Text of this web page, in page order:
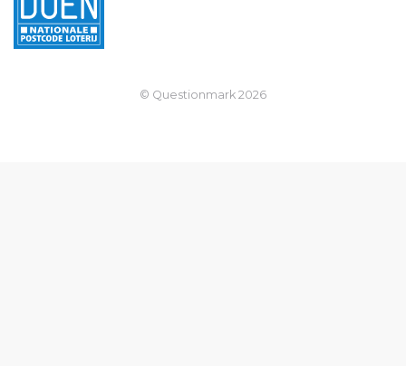
© Questionmark 2026